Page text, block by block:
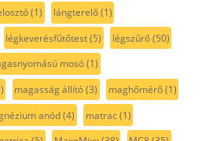
(1) lángterelő(1)
légkeverésfűtőtest(5) légszűrő(50)
mosó(1)
magasság állító(3) maghőmérő(1)
anód(4) matrac(1)